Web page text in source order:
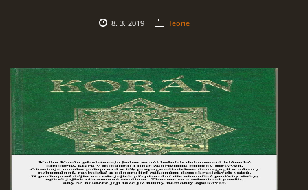
8. 3. 2019 Teorie